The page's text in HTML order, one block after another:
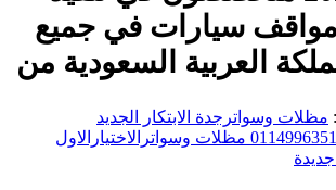
سيارات في جميع
العربية السعودية من
مظلات وسواترجدة الابتكار الجديد
مظلاتي0114996351 مظلات وسواترالاختيارالاول